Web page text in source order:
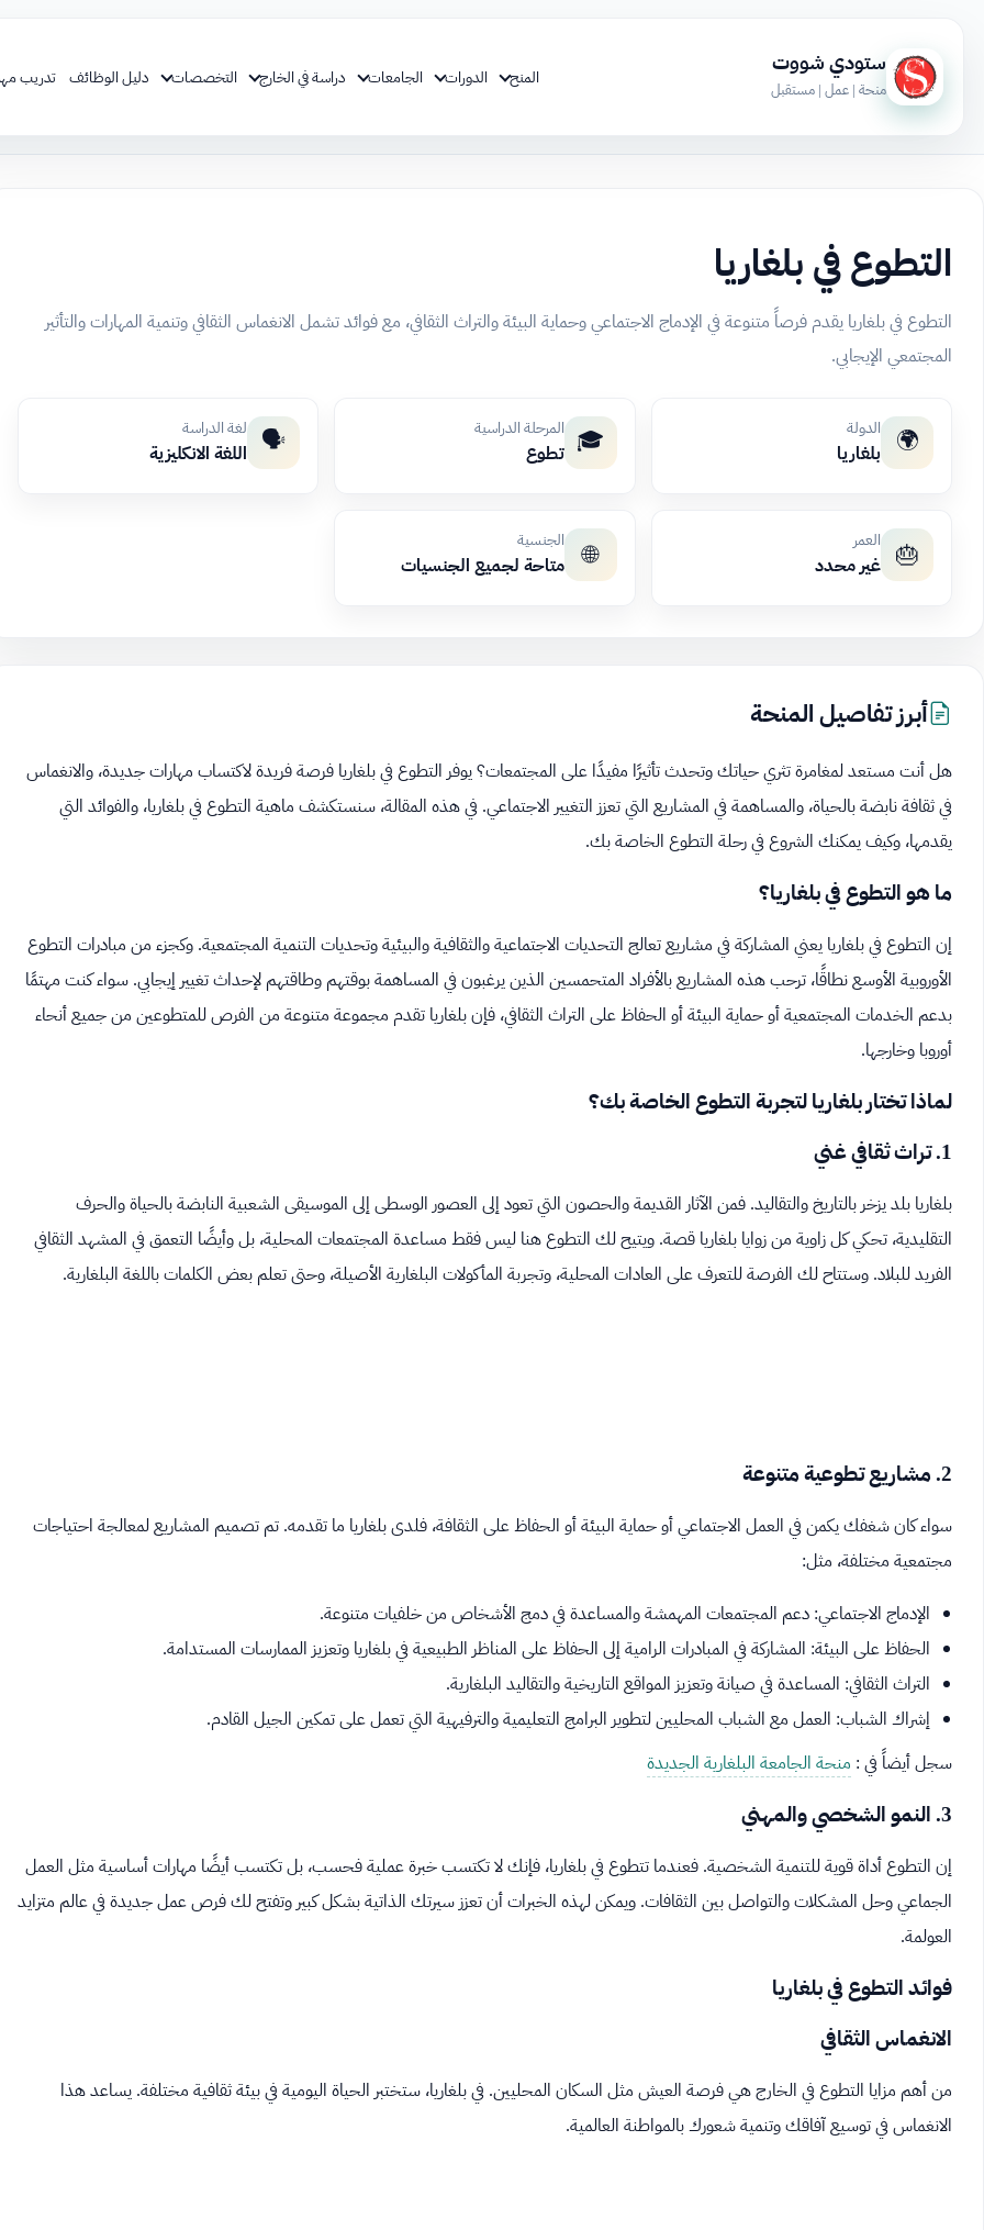
ستودي شووت
منحة | عمل | مستقبل
المنح الدورات الجامعات دراسة في الخارج التخصصات دليل الوظائف تدريب
التطوع في بلغاريا
التطوع في بلغاريا يقدم فرصاً متنوعة في الإدماج الاجتماعي وحماية البيئة والتراث الثقافي، مع فوائد تشمل الانغماس الثقافي وتنمية المهارات والتأثير
المجتمعي الإيجابي.
🌍 الدولة
بلغاريا 🎓 المرحلة الدراسية
تطوع 🗣️ لغة الدراسة
اللغة الانكليزية
🎂 العمر
غير محدد 🌐 الجنسية
متاحة لجميع الجنسيات
أبرز تفاصيل المنحة
هل أنت مستعد لمغامرة تثري حياتك وتحدث تأثيرًا مفيدًا على المجتمعات؟ يوفر التطوع في بلغاريا فرصة فريدة لاكتساب مهارات جديدة، والانغماس
في ثقافة نابضة بالحياة، والمساهمة في المشاريع التي تعزز التغيير الاجتماعي. في هذه المقالة، سنستكشف ماهية التطوع في بلغاريا، والفوائد التي
يقدمها، وكيف يمكنك الشروع في رحلة التطوع الخاصة بك.
ما هو التطوع في بلغاريا؟
إن التطوع في بلغاريا يعني المشاركة في مشاريع تعالج التحديات الاجتماعية والثقافية والبيئية وتحديات التنمية المجتمعية. وكجزء من مبادرات التطوع
الأوروبية الأوسع نطاقًا، ترحب هذه المشاريع بالأفراد المتحمسين الذين يرغبون في المساهمة بوقتهم وطاقتهم لإحداث تغيير إيجابي. سواء كنت مهتمًا
بدعم الخدمات المجتمعية أو حماية البيئة أو الحفاظ على التراث الثقافي، فإن بلغاريا تقدم مجموعة متنوعة من الفرص للمتطوعين من جميع أنحاء
أوروبا وخارجها.
لماذا تختار بلغاريا لتجربة التطوع الخاصة بك؟
1. تراث ثقافي غني
بلغاريا بلد يزخر بالتاريخ والتقاليد. فمن الآثار القديمة والحصون التي تعود إلى العصور الوسطى إلى الموسيقى الشعبية النابضة بالحياة والحرف
التقليدية، تحكي كل زاوية من زوايا بلغاريا قصة. ويتيح لك التطوع هنا ليس فقط مساعدة المجتمعات المحلية، بل وأيضًا التعمق في المشهد الثقافي
الفريد للبلاد. وستتاح لك الفرصة للتعرف على العادات المحلية، وتجربة المأكولات البلغارية الأصيلة، وحتى تعلم بعض الكلمات باللغة البلغارية.
2. مشاريع تطوعية متنوعة
سواء كان شغفك يكمن في العمل الاجتماعي أو حماية البيئة أو الحفاظ على الثقافة، فلدى بلغاريا ما تقدمه. تم تصميم المشاريع لمعالجة احتياجات
مجتمعية مختلفة، مثل:
الإدماج الاجتماعي: دعم المجتمعات المهمشة والمساعدة في دمج الأشخاص من خلفيات متنوعة.
الحفاظ على البيئة: المشاركة في المبادرات الرامية إلى الحفاظ على المناظر الطبيعية في بلغاريا وتعزيز الممارسات المستدامة.
التراث الثقافي: المساعدة في صيانة وتعزيز المواقع التاريخية والتقاليد البلغارية.
إشراك الشباب: العمل مع الشباب المحليين لتطوير البرامج التعليمية والترفيهية التي تعمل على تمكين الجيل القادم.
سجل أيضاً في : منحة الجامعة البلغارية الجديدة
3. النمو الشخصي والمهني
إن التطوع أداة قوية للتنمية الشخصية. فعندما تتطوع في بلغاريا، فإنك لا تكتسب خبرة عملية فحسب، بل تكتسب أيضًا مهارات أساسية مثل العمل
الجماعي وحل المشكلات والتواصل بين الثقافات. ويمكن لهذه الخبرات أن تعزز سيرتك الذاتية بشكل كبير وتفتح لك فرص عمل جديدة في عالم متزايد
العولمة.
فوائد التطوع في بلغاريا
الانغماس الثقافي
من أهم مزايا التطوع في الخارج هي فرصة العيش مثل السكان المحليين. في بلغاريا، ستختبر الحياة اليومية في بيئة ثقافية مختلفة. يساعد هذا
الانغماس في توسيع آفاقك وتنمية شعورك بالمواطنة العالمية.